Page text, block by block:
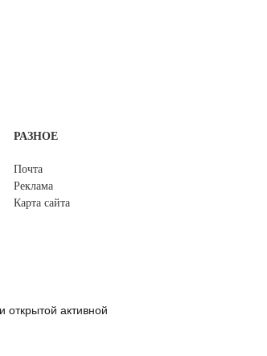
РАЗНОЕ
Почта
Реклама
Карта сайта
открытой активной